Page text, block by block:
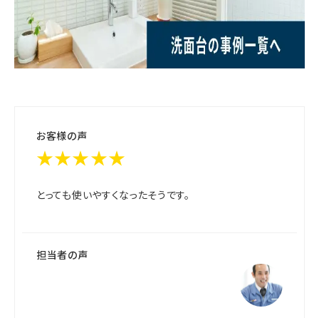
お客様の声
★★★★★
とっても使いやすくなったそうです。
担当者の声